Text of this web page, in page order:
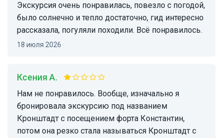
Экскурсия очень понравилась, повезло с погодой,
было солнечно и тепло достаточно, гид интересно
рассказала, погуляли походили. Всë понравилось.
18 июля 2026
Ксения А.
Нам не понравилось. Вообще, изначально я
бронировала экскурсию под названием
Кронштадт с посещением форта Константин,
потом она резко стала называться Кронштадт с